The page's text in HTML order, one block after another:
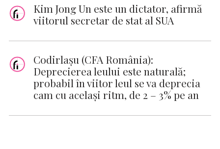
Kim Jong Un este un dictator, afirmă
viitorul secretar de stat al SUA
Codirlaşu (CFA România):
Deprecierea leului este naturală;
probabil în viitor leul se va deprecia
cam cu acelaşi ritm, de 2 – 3% pe an